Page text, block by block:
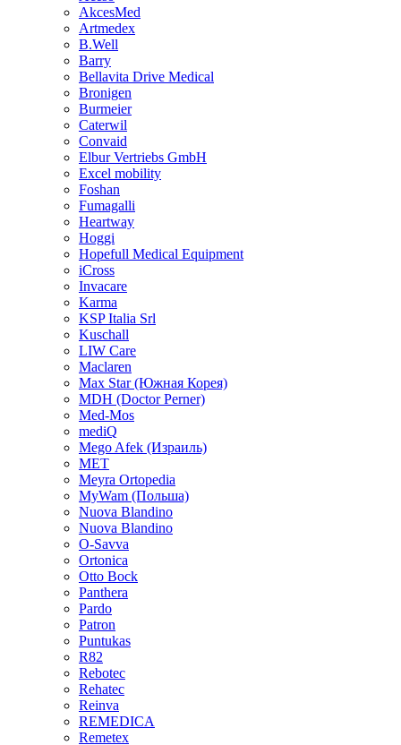
AkcesMed
Artmedex
B.Well
Barry
Bellavita Drive Medical
Bronigen
Burmeier
Caterwil
Convaid
Elbur Vertriebs GmbH
Excel mobility
Foshan
Fumagalli
Heartway
Hoggi
Hopefull Medical Equipment
iCross
Invacare
Karma
KSP Italia Srl
Kuschall
LIW Care
Maclaren
Max Star (Южная Корея)
MDH (Doctor Perner)
Med-Mos
mediQ
Mego Afek (Израиль)
MET
Meyra Ortopedia
MyWam (Польша)
Nuova Blandino
Nuova Blandino
O-Savva
Ortonica
Otto Bock
Panthera
Pardo
Patron
Puntukas
R82
Rebotec
Rehatec
Reinva
REMEDICA
Remetex